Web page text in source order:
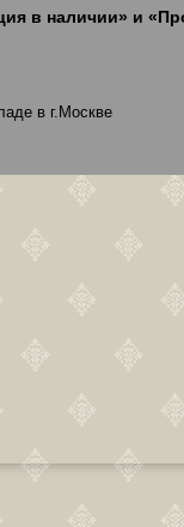
в наличии» и
в г.Москве